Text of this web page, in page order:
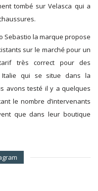
tombé sur Velasca qui a
Sebastio la marque propose
sur le marché pour un
très correct pour des
Italie qui se situe dans la
avons testé il y a quelques
le nombre d’intervenants
que dans leur boutique